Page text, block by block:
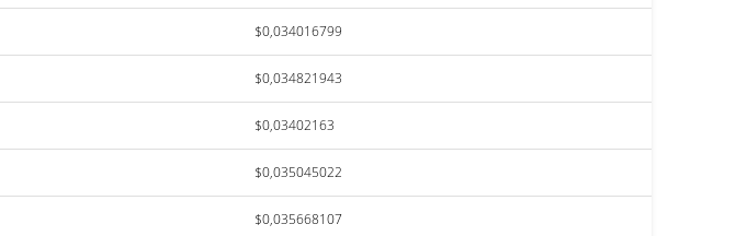
$0,034016799
$0,034821943
$0,03402163
$0,035045022
$0,035668107